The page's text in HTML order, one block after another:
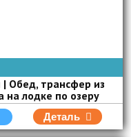
| Обед, трансфер из
на лодке по озеру
Деталь